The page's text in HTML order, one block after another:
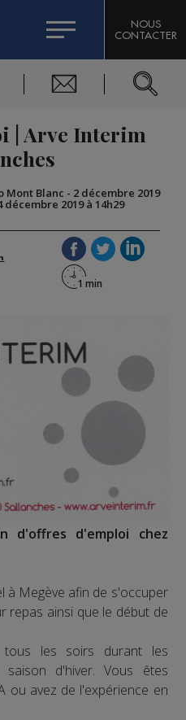
DE L'EXPERT
SKIABLES
MONT-BLANC
NOUS
CONTACTER
| Arve Interim
Mont Blanc - 2 décembre 2019
décembre 2019 à 14h29
d'offres d'emploi chez
à Megève afin de s'occuper
repas ainsi que le début de
les soirs durant les
d'hiver. Vous êtes
ou avez de l'expérience en